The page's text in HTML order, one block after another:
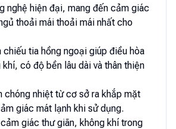
nghệ hiện đại, mang đến cảm giác
thoải mái thoải mái nhất cho
chiếu tia hồng ngoại giúp điều hòa
có độ bền lâu dài và thân thiện
chóng nhiệt từ cơ sở ra khắp mặt
giác mát lạnh khi sử dụng.
giác thư giãn, không khí trong